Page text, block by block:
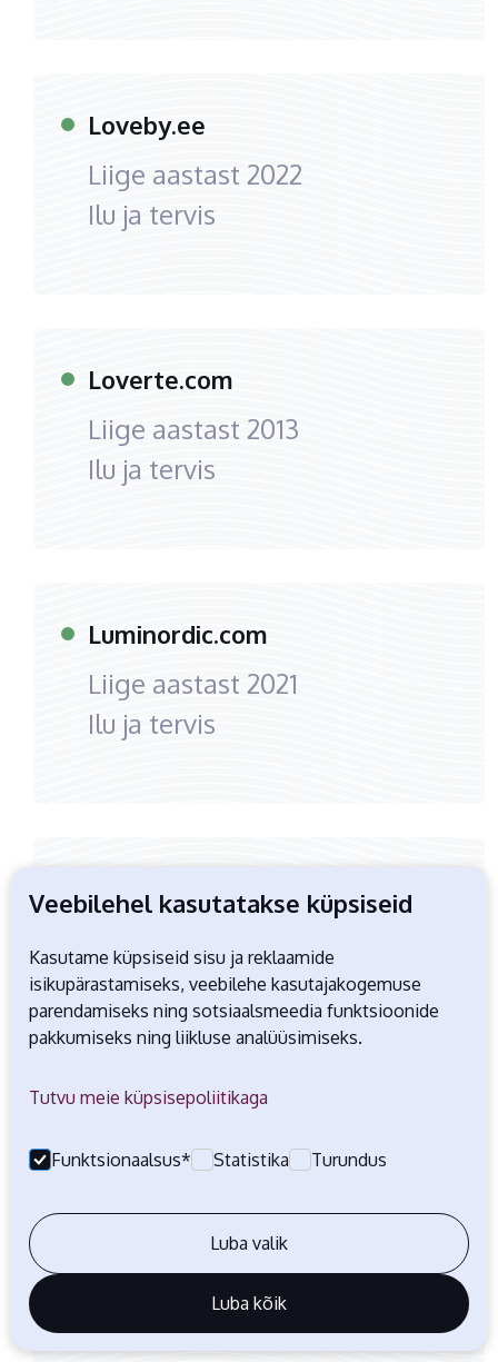
Loveby.ee
Liige aastast 2022
Ilu ja tervis
Loverte.com
Liige aastast 2013
Ilu ja tervis
Luminordic.com
Liige aastast 2021
Ilu ja tervis
Luxador.ee
Ilu ja tervis
Liige aastast2018
Ilu ja tervis
Veebilehel kasutatakse küpsiseid
Kasutame küpsiseid sisu ja reklaamide
isikupärastamiseks, veebilehe kasutajakogemuse
parendamiseks ning sotsiaalsmeedia funktsioonide
pakkumiseks ning liikluse analüüsimiseks.
Tutvu meie küpsisepoliitikaga
Funktsionaalsus* Statistika Turundus
Luba valik
Luba kõik